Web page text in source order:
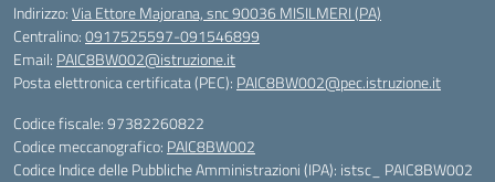
Indirizzo:Via Ettore Majorana, snc 90036 MISILMERI (PA)
Centralino:0917525597-091546899
Email: PAIC8BW002@istruzione.it
Posta elettronica certificata (PEC): PAIC8BW002@pec.istruzione.it
Codice fiscale: 97382260822
Codice meccanografico: PAIC8BW002
Codice Indice delle Pubbliche Amministrazioni (IPA): istsc_ PAIC8BW002